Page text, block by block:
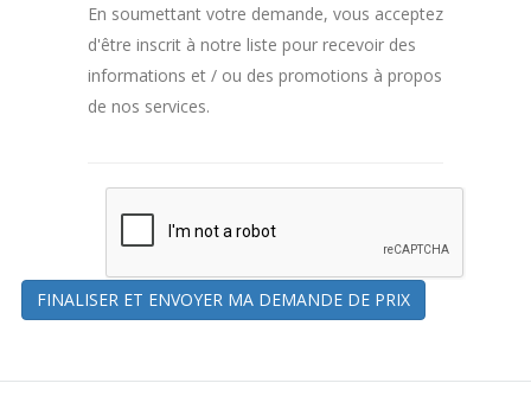
En soumettant votre demande, vous acceptez
d'être inscrit à notre liste pour recevoir des
informations et / ou des promotions à propos
de nos services.
FINALISER ET ENVOYER MA DEMANDE DE PRIX